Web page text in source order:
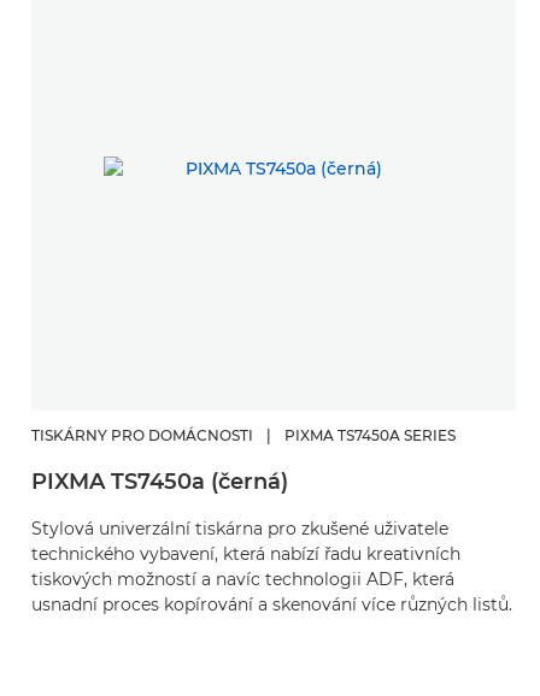
TISKÁRNY PRO DOMÁCNOSTI PIXMA TS7450A SERIES
PIXMA TS7450a (černá)
Stylová univerzální tiskárna pro zkušené uživatele
technického vybavení, která nabízí řadu kreativních
tiskových možností a navíc technologii ADF, která
usnadní proces kopírování a skenování více různých listů.